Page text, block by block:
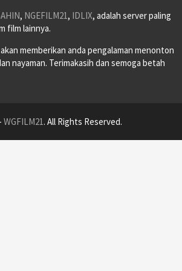
, NGEFILM21, IDLIX, adalah server paling
film lainnya.
memberikan anda pengalaman menonton
nayaman. Terimakasih dan semoga betah
WGFILM21. All Rights Reserved.